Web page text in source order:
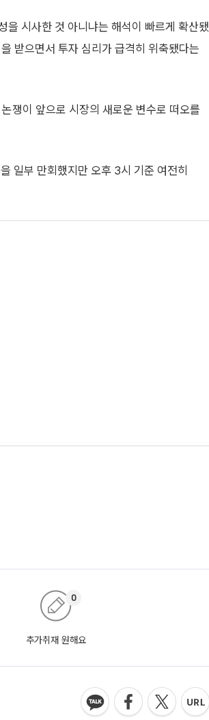
을 시사한 것 아니냐는 해석이 빠르게 확산됐
받으면서 투자 심리가 급격히 위축됐다는
쟁이 앞으로 시장의 새로운 변수로 떠오를
일부 만회했지만 오후 3시 기준 여전히
추가취재 원해요
0